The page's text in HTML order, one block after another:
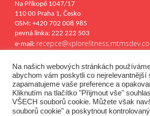
Na Příkopě 1047/17
110 00 Praha 1, Česko
GSM: +420 702 008 985
pevná linka: 222 222 503
e-mail:
Kontakty  Kariéra 
Na našich webových stránkách
abychom vám poskytli co nejrelevantnější
zapamatujeme vaše preference a
Kliknutím na tlačítko "Přijmout vše"
VŠECH souborů cookie. Můžete však
souborů cookie" a poskytnout